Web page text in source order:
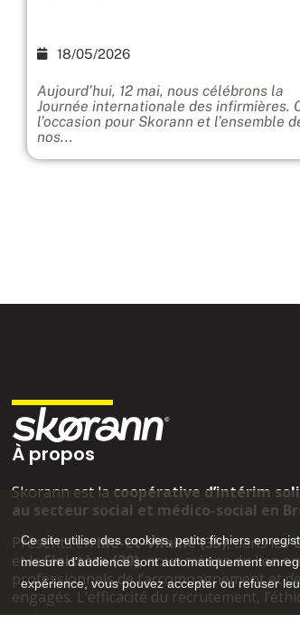
18/05/2026
Aujourd’hui, 12 mai, nous célébrons la
Journée internationale des infirmières.
l’occasion pour Skorann et l’ensemble
nos...
À propos
Skorann est la coopérative d’intérim
au secteur social et médico-social en
Présents enIlle-et-Vilaine (35), dans les
et leFinistère (29), nous créons du lien
professionnels de l’accompagnement et
engagés. L’efficacité du recrutement,
Ce site utilise des cookies, petits fichiers
mesure d’audience sont automatiquement
expérience, vous pouvez accepter ou refuser